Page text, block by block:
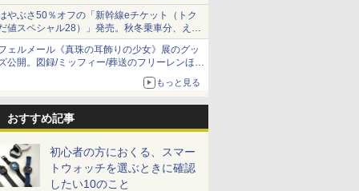
選無効分
やぶさ50％オフの「新幹線eチケット（トク
値スペシャル28）」発売。秋冬乗車分、えき
っと限定
ェルメール《真珠の耳飾りの少女》展のグッ
公開。図録/ミッフィー/葬送のフリーレンほ
もっと見る
おすすめ記事
初心者の方におくる、スマー
トウォッチを選ぶときに確認
したい10のこと